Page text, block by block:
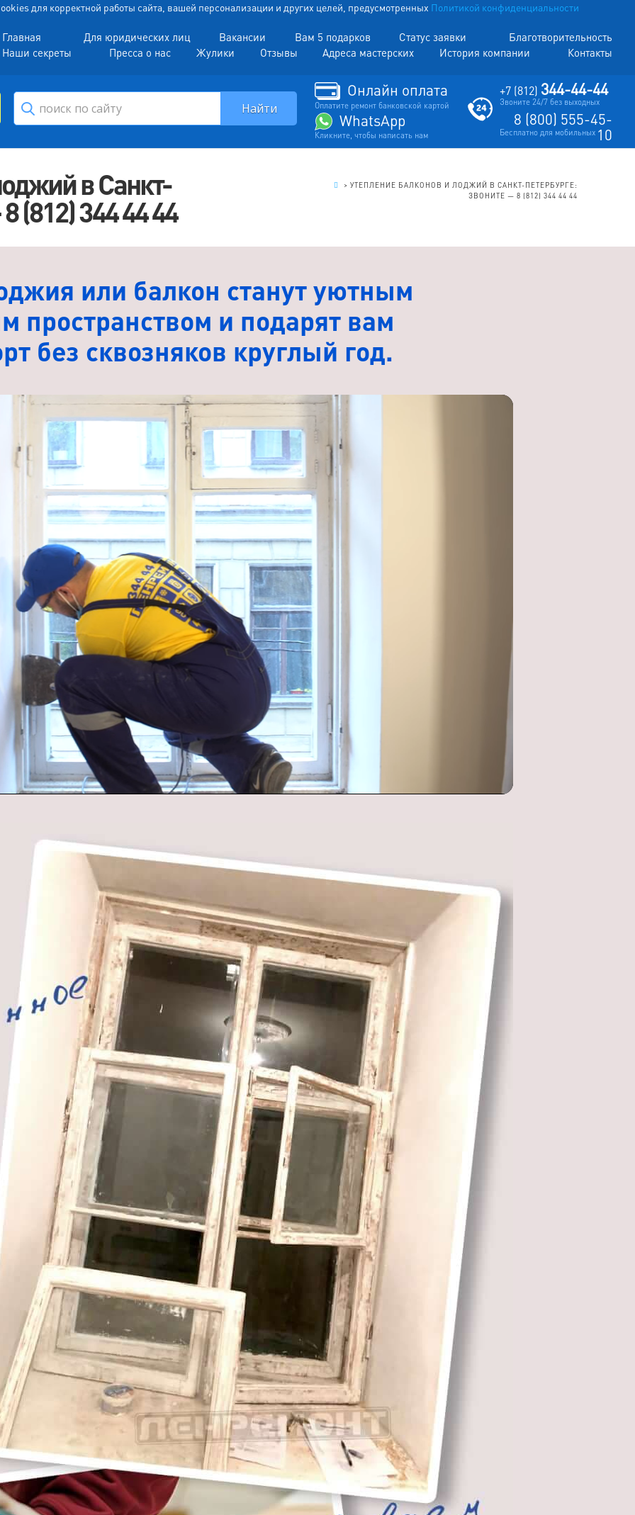
для корректной работы сайта, вашей персонализации и других целей, предусмотренных Политикой конфиденциальности
Главная Для юридических лиц Вакансии Вам 5 подарков Статус заявки
Благотворительность
Наши секреты
Пресса о нас Жулики Отзывы Адреса мастерских История компании Контакты
Онлайн оплата
Оплатите ремонт банковской картой
WhatsApp
Кликните, чтобы написать нам
+7 (812) 344-44-44
Звоните 24/7 без выходных
8 (800) 555-45-
10
Бесплатно для мобильных
в Санкт-
(812) 344 44 44
> УТЕПЛЕНИЕ БАЛКОНОВ И ЛОДЖИЙ В САНКТ-ПЕТЕРБУРГЕ:
ЗВОНИТЕ — 8 (812) 344 44 44
или балкон станут уютным
пространством и подарят вам
без сквозняков круглый год.